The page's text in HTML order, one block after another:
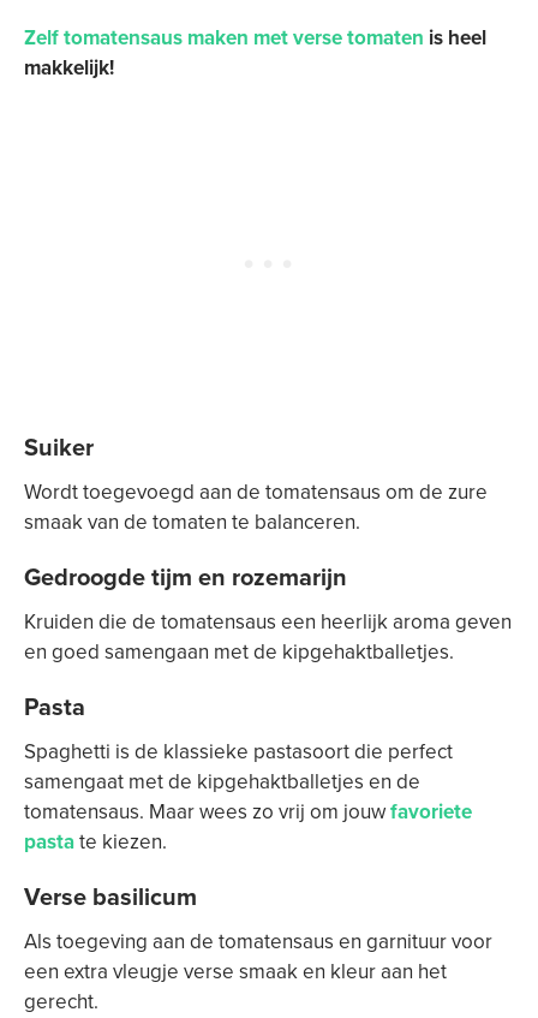
Zelf tomatensaus maken met verse tomaten is heel
makkelijk!
Suiker
Wordt toegevoegd aan de tomatensaus om de zure
smaak van de tomaten te balanceren.
Gedroogde tijm en rozemarijn
Kruiden die de tomatensaus een heerlijk aroma geven
en goed samengaan met de kipgehaktballetjes.
Pasta
Spaghetti is de klassieke pastasoort die perfect
samengaat met de kipgehaktballetjes en de
tomatensaus. Maar wees zo vrij om jouwfavoriete
pastate kiezen.
Verse basilicum
Als toegeving aan de tomatensaus en garnituur voor
een extra vleugje verse smaak en kleur aan het
gerecht.